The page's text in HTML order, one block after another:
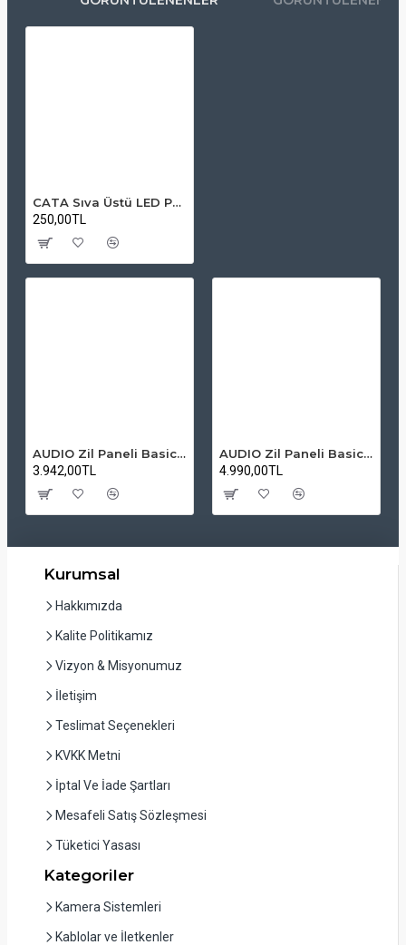
CATA Sıva Üstü LED Panel Kare Beyaz Kasa Beyaz Işık 25W
250,00TL
AUDIO Zil Paneli Basic Hpli Çift Buton 14'lü Sesli Apartman Diafon Kapı Paneli
3.942,00TL
AUDIO Zil Paneli Basic Hpli Çift Buton 20'li Sesli Apartman Diafon Kapı Paneli
4.990,00TL
Kurumsal
Hakkımızda
Kalite Politikamız
Vizyon & Misyonumuz
İletişim
Teslimat Seçenekleri
KVKK Metni
İptal Ve İade Şartları
Mesafeli Satış Sözleşmesi
Tüketici Yasası
Kategoriler
Kamera Sistemleri
Kablolar ve İletkenler